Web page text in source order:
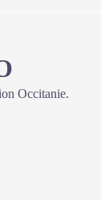
Occitanie.